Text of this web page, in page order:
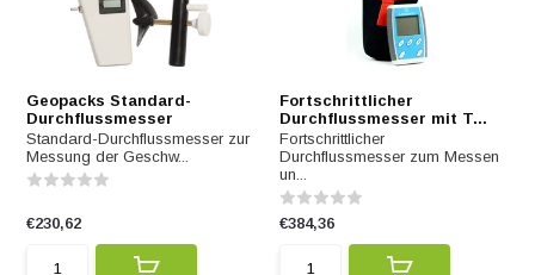
Geopacks Standard-
Durchflussmesser
Standard-Durchflussmesser zur
Messung der Geschw...
€230,62
Fortschrittlicher
Durchflussmesser mit T...
Fortschrittlicher
Durchflussmesser zum Messen
un...
€384,36